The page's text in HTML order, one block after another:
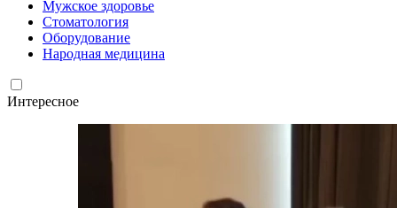
Мужское здоровье
Стоматология
Оборудование
Народная медицина
Интересное